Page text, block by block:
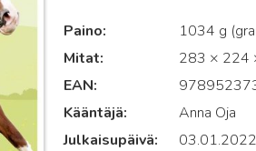
Paino
1034 g
Mitat
283 × 224
EAN
Kääntäjä
Anna Oja
Julkaisupäivä
03.01.2022